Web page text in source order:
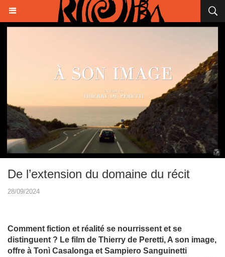
De l’extension du domaine du récit
28/09/2024
Comment fiction et réalité se nourrissent et se
distinguent ? Le film de Thierry de Peretti, A son image,
offre à Tonì Casalonga et Sampiero Sanguinetti